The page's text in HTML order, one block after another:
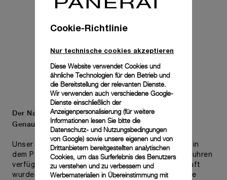
Der Name Panerai steht für Langlebigkeit und
Genauigkeit.
Unser Engagement für Qualität spiegelt sich auch in
dem Pam.Guard-Programm wider, das für Armbanduhren
verfügbar ist, die in den letzten zwei Jahren gekauft
wurden. Die eingeschränkte internationale Garantie
Cookie-Richtlinie
Nur technische cookies akzeptieren
Diese Website verwendet Cookies und
ähnliche Technologien für den Betrieb und
die Bereitstellung der relevanten Dienste.
Wir verwenden auch verschiedene Google-
Dienste einschließlich der
Anzeigenpersonalisierung (für weitere
Informationen lesen Sie bitte die
Datenschutz- und Nutzungsbedingungen
von Google) sowie unsere eigenen und von
Drittanbietern bereitgestellten analytischen
Cookies, um das Surferlebnis des Benutzers
zu verstehen und zu verbessern und
Werbematerialien in Übereinstimmung mit